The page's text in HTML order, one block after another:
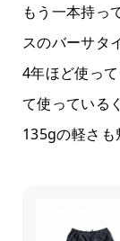
もう一本持っ
スのバーサタ
4年ほど使っ
て使っている
135gの軽さも